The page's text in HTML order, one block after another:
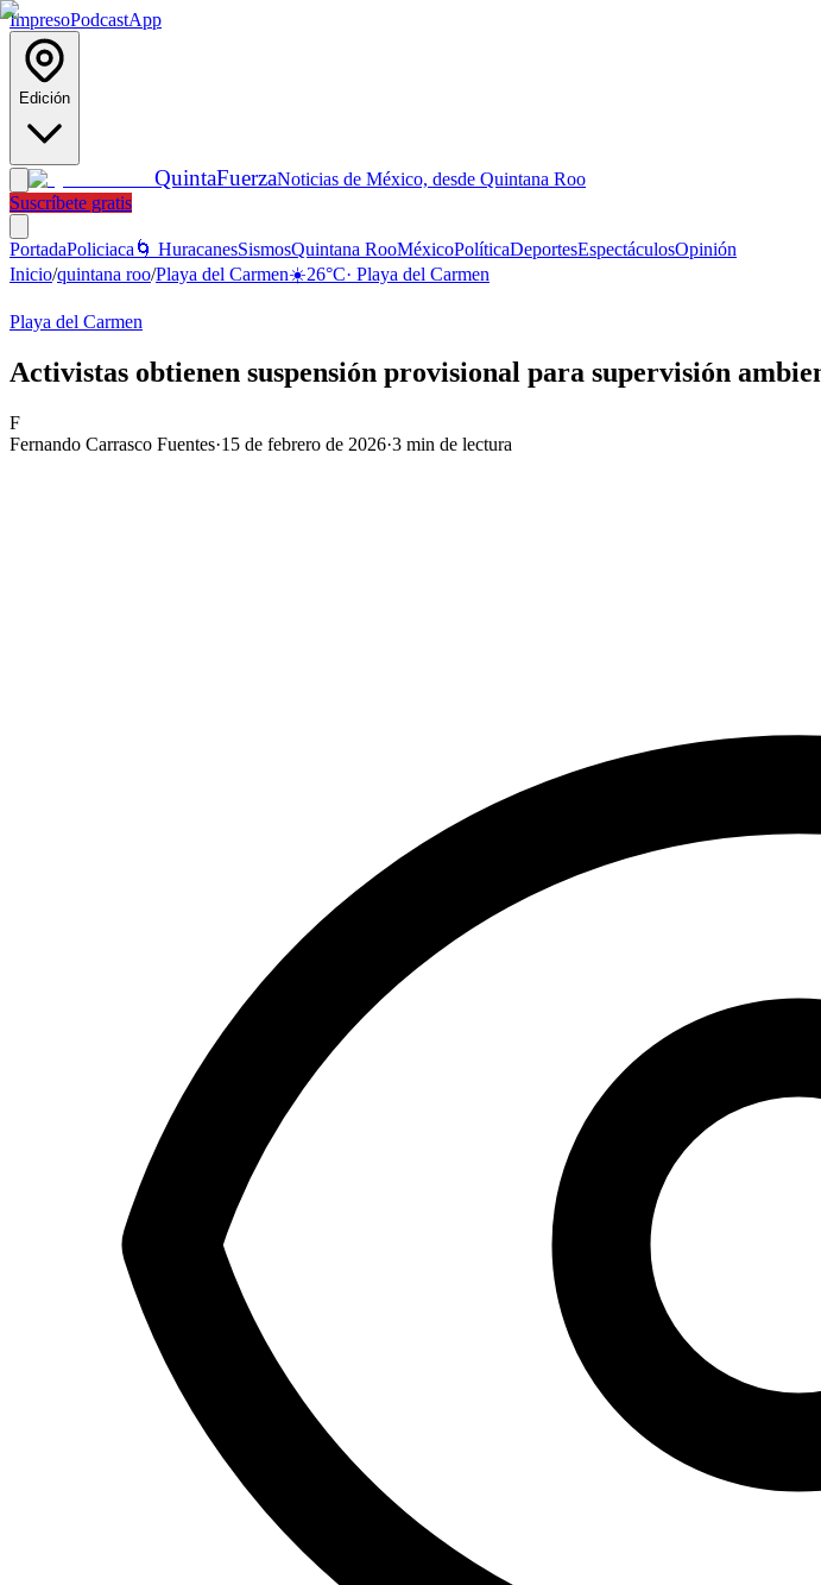
ImpresoPodcastApp
Edición
QuintaFuerzaNoticias de México, desde Quintana Roo
Suscríbete gratis
PortadaPoliciaca 🌀 HuracanesSismosQuintana RooMéxicoPolíticaDeportesEspectáculosOpinión
Inicio/quintana roo/Playa del Carmen☀️26°C· Playa del Carmen
Playa del Carmen
Activistas obtienen suspensión provisional para supervisión
F
Fernando Carrasco Fuentes·15 de febrero de 2026·3 min de lectura